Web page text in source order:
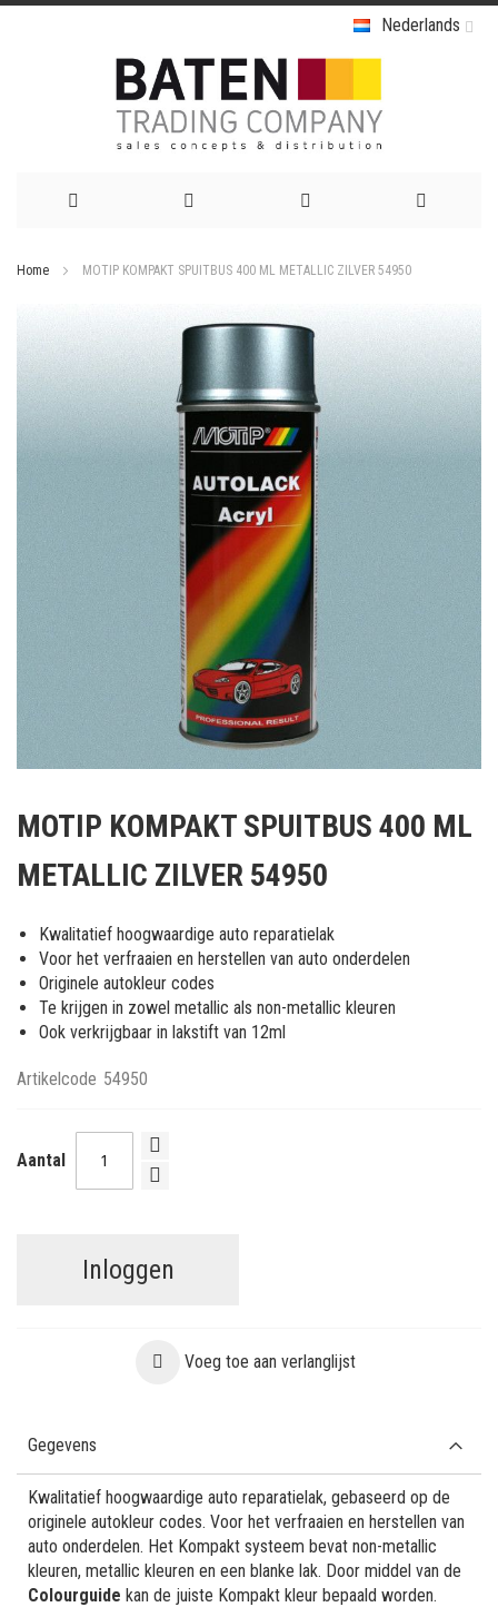
Nederlands
inhoud
Home MOTIP KOMPAKT SPUITBUS 400 ML METALLIC ZILVER 54950
het
einde
afbeeldingen-
het
van
afbeeldingen-
gallerij
MOTIP KOMPAKT SPUITBUS 400 ML
METALLIC ZILVER 54950
Kwalitatief hoogwaardige auto reparatielak
Voor het verfraaien en herstellen van auto onderdelen
Originele autokleur codes
Te krijgen in zowel metallic als non-metallic kleuren
Ook verkrijgbaar in lakstift van 12ml
Artikelcode 54950
Aantal
Inloggen
Voeg toe aan verlanglijst
Gegevens
Kwalitatief hoogwaardige auto reparatielak, gebaseerd op de
originele autokleur codes. Voor het verfraaien en herstellen van
auto onderdelen. Het Kompakt systeem bevat non-metallic
kleuren, metallic kleuren en een blanke lak. Door middel van de
Colourguide kan de juiste Kompakt kleur bepaald worden.